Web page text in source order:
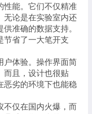
性能。它们不仅精准
无论是在实验室内还
准确的数据支持。
节省了一大笔开支
户体验。操作界面简
而且，设计也很贴
恶劣的环境下也能稳
不仅在国内火爆，而